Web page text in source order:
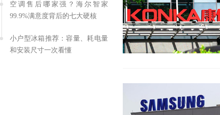
空调售后哪家强？海尔智家
99.9%满意度背后的七大硬核
小户型冰箱推荐：容量、耗电量
和安装尺寸一次看懂